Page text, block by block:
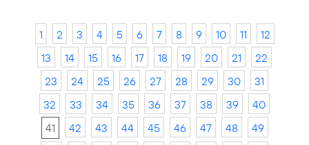
1 2 3 4 5 6 7 8 9 10 11
12
13
14 15 16 17 18 19 20 21
22
23
24 25 26 27 28 29 30
31
32
33 34 35 36 37 38 39
40
41
42 43 44 45 46 47 48
49